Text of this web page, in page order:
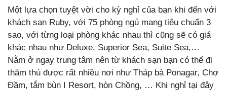
Một lựa chọn tuyệt vời cho kỳ nghỉ của bạn khi đến với
khách sạn Ruby, với 75 phòng ngủ mang tiêu chuẩn 3
sao, với từng loại phòng khác nhau thì cũng sẽ có giá
khác nhau như Deluxe, Superior Sea, Suite Sea,…
Nằm ở ngay trung tâm nên từ khách sạn bạn có thể đi
thăm thú được rất nhiều nơi như Tháp bà Ponagar, Chợ
Đầm, tắm bùn I Resort, hòn Chồng, … Khi nghỉ tại đây